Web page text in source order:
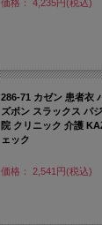
価格： 4,235円(税込)
286-71 カゼン 患者衣
ズボン スラックス パ
院 クリニック 介護
ェック
価格： 2,541円(税込)